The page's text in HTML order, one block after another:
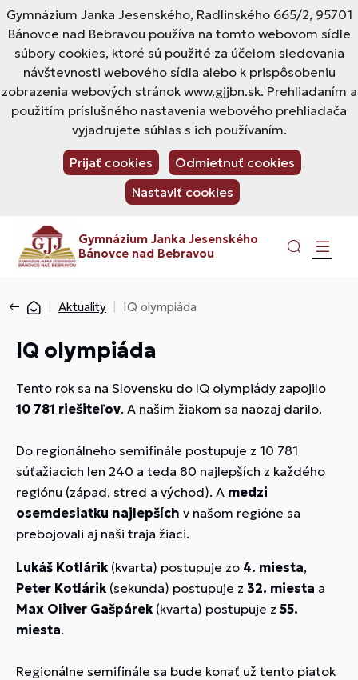
Gymnázium Janka Jesenského, Radlinského 665/2, 95701
Bánovce nad Bebravou používa na tomto webovom sídle
súbory cookies, ktoré sú použité za účelom sledovania
návštevnosti webového sídla alebo k prispôsobeniu
zobrazenia webových stránok www.gjjbn.sk. Prehliadaním a
použitím príslušného nastavenia webového prehliadača
vyjadrujete súhlas s ich používaním.
Prijať cookies
Odmietnuť cookies
Nastaviť cookies
Gymnázium Janka Jesenského
Bánovce nad Bebravou
Aktuality IQ olympiáda
IQ olympiáda
Tento rok sa na Slovensku do IQ olympiády zapojilo
10 781 riešiteľov. A našim žiakom sa naozaj darilo.
Do regionálneho semifinále postupuje z 10 781
súťažiacich len 240 a teda 80 najlepších z každého
regiónu (západ, stred a východ). A medzi
osemdesiatku najlepších v našom regióne sa
prebojovali aj naši traja žiaci.
Lukáš Kotlárik (kvarta) postupuje zo 4. miesta,
Peter Kotlárik (sekunda) postupuje z 32. miesta a
Max Oliver Gašpárek (kvarta) postupuje z 55.
miesta.
Regionálne semifinále sa bude konať už tento piatok